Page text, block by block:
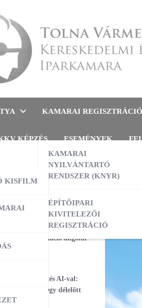
KAMARAI REGISZTRÁCIÓ
KAMARAI
NYILVÁNTARTÓ
RENDSZER (KNYR)
ÉPÍTŐIPARI
KIVITELEZŐI
REGISZTRÁCIÓ
KISFILM
KÉPZÉS ESEMÉNYEK
szolgálatában –
kommunikáció angolul
hirdetés AI-val:
kampányig egy délelőtt